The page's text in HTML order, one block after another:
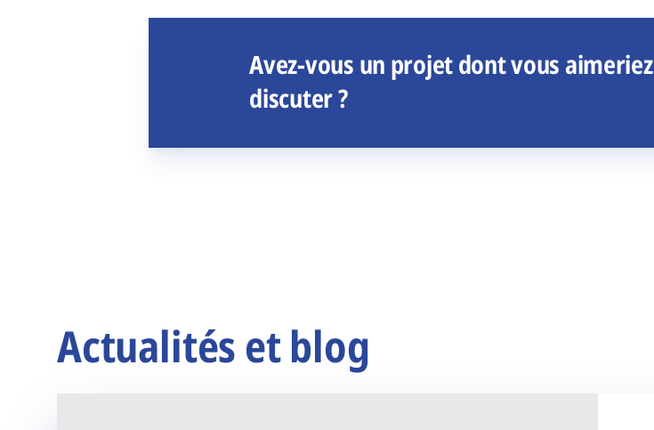
Avez-vous un projet dont vous aimeriez
discuter ?
Actualités et blog